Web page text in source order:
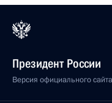
Президент России
Версия официального